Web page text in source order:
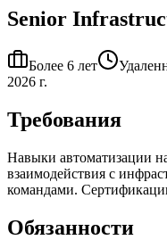
Senior
Более 6 лет
2026 г.
Требования
Навыки автоматизации
взаимодействия с
командами.
Обязанности